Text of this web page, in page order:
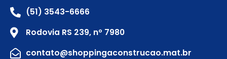
(51) 3543-6666
Rodovia RS 239, nº 7980
contato@shoppingaconstrucao.mat.br